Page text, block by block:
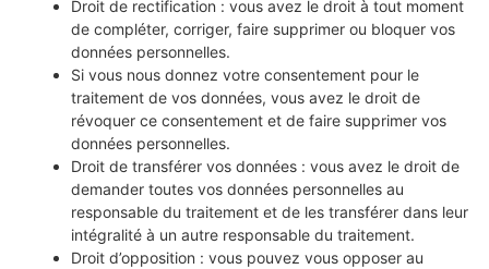
Droit de rectification : vous avez le droit à tout moment
de compléter, corriger, faire supprimer ou bloquer vos
données personnelles.
Si vous nous donnez votre consentement pour le
traitement de vos données, vous avez le droit de
révoquer ce consentement et de faire supprimer vos
données personnelles.
Droit de transférer vos données : vous avez le droit de
demander toutes vos données personnelles au
responsable du traitement et de les transférer dans leur
intégralité à un autre responsable du traitement.
Droit d’opposition : vous pouvez vous opposer au